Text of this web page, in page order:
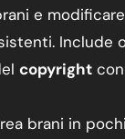
e
Include
copyrightcon
brani in